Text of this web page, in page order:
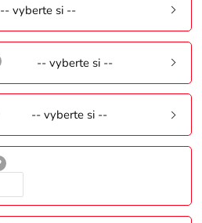
-- vyberte si --
-- vyberte si --
-- vyberte si --